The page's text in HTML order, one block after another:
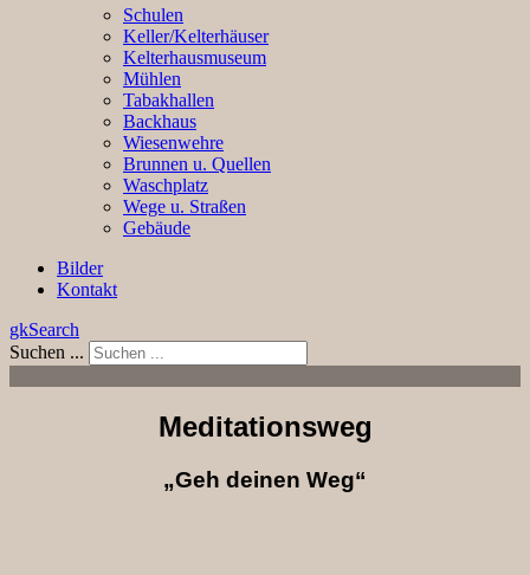
Schulen
Keller/Kelterhäuser
Kelterhausmuseum
Mühlen
Tabakhallen
Backhaus
Wiesenwehre
Brunnen u. Quellen
Waschplatz
Wege u. Straßen
Gebäude
Bilder
Kontakt
gkSearch
Suchen ...
Meditationsweg
„Geh deinen Weg“